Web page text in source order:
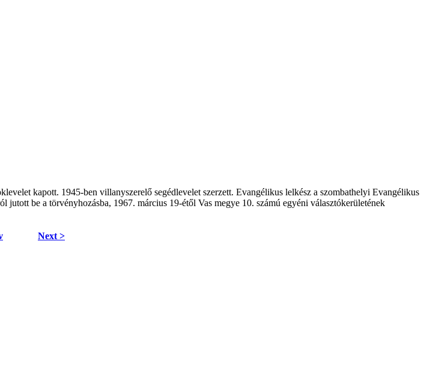
kapott. 1945-ben villanyszerelő segédlevelet szerzett. Evangélikus lelkész a szombathelyi Evangélikus
be a törvényhozásba, 1967. március 19-étől Vas megye 10. számú egyéni választókerületének
Next >